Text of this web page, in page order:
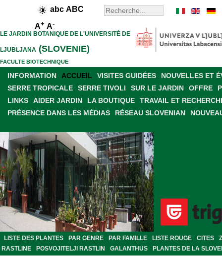
abc ABC
A+ A-
LE JARDIN BOTANIQUE DE L'UNIVERSITÉ DE
LJUBLJANA (SLOVENIE)
FACULTE BIOTECHNIQUE
INFORMATION ACCUEIL VISITES GUIDÉES
NOUVELLES ET
SERRE TROPICALE
SERRE TIVOLI SUR LE JARDIN OFFRE
LINKS
AIDER JARDIN LA BOUTIQUE
TRAVAIL ET
PRÉSENCE DANS LES MÉDIAS
RÉSEAU SLOVENIAN
LISTE DES PLANTES PAR GENRE PAR FAMILLE LISTE ROUGE CITES
RASTLINE
POSVOJITELJI RASTLIN GALANTHUS PLANTES DE LA